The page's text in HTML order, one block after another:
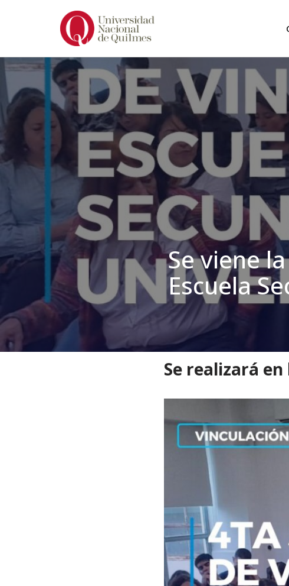
contenido
Se viene
Escuela
Inicio Noticias
Se realizará en